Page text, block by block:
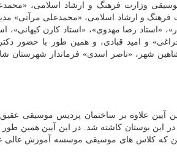
وزارت فرهنگ و ارشاد اسلامی،
و ارشاد اسلامی، «محمدعلی مرآتی»
«استاد رضا مهدوی»، «استاد کارن
و امید قبادی، و همین طور با حضور
شهر، «ناصر اسدی» فرماندار شهرستان
آیین علاوه بر ساختمان پردیس موسیقی
این بوستان کاشته شد. در این آیین همین طور
که کلاس های موسیقی موسسه آموزش عالی